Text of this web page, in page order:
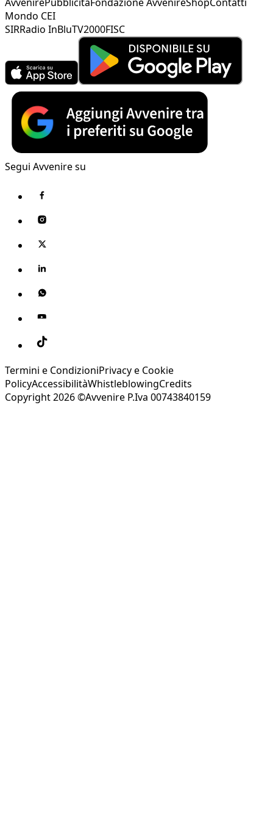
Mondo CEI
SIRRadio InBluTV2000FISC
Segui Avvenire su
Termini e CondizioniPrivacy e Cookie
PolicyAccessibilitàWhistleblowingCredits
Copyright 2026 ©Avvenire P.Iva 00743840159